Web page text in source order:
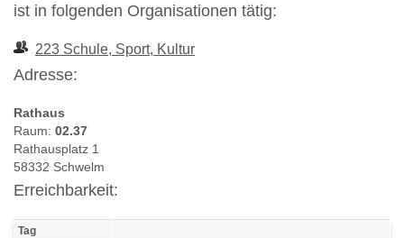
ist in folgenden Organisationen tätig:
223 Schule, Sport, Kultur
Adresse:
Rathaus
Raum: 02.37
Rathausplatz 1
58332 Schwelm
Erreichbarkeit:
Tag